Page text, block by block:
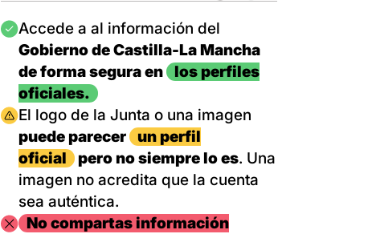
Imagen
Accede a al información del
Gobierno de Castilla-La Mancha
de forma segura en
los perfiles
oficiales.
Imagen
El logo de la Junta o una imagen
puede parecer
un perfil
oficial
pero no siempre lo es. Una
imagen no acredita que la cuenta
sea auténtica.
ImagenNo compartas información